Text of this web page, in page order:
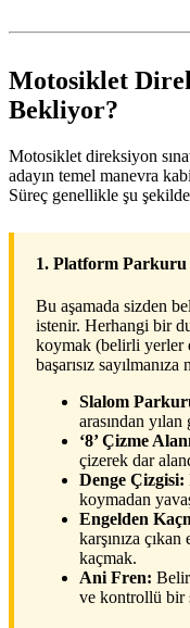
Motosiklet
Bekliyor?
Motosiklet direksiyon
adayın temel manevra
Süreç genellikle şu
1. Platform Parkuru
Bu aşamada sizden
istenir. Herhangi bir
koymak (belirli yerler
başarısız
Slalom
arasından
‘8’ Çizme
çizerek dar
Denge Çizgisi:
koymadan
Engelden
karşınıza
kaçmak.
Ani Fren:
ve kontrollü bir